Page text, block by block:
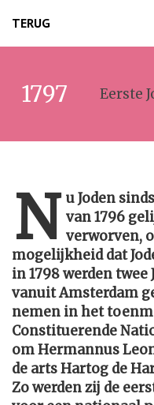
TERUG
1797 Eerste
N u Joden
van 1796
verworven,
mogelijkheid dat
in 1798 werden twee
vanuit Amsterdam
nemen in het
Constituerende
om Hermannus
de arts Hartog de
Zo werden zij de